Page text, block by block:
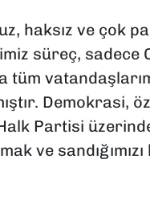
haksız ve çok
süreç, sadece
Demokrasi,
Partisi
ve